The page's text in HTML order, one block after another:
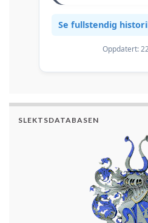
Se fullstendig
Oppdatert:
SLEKTSDATABASEN